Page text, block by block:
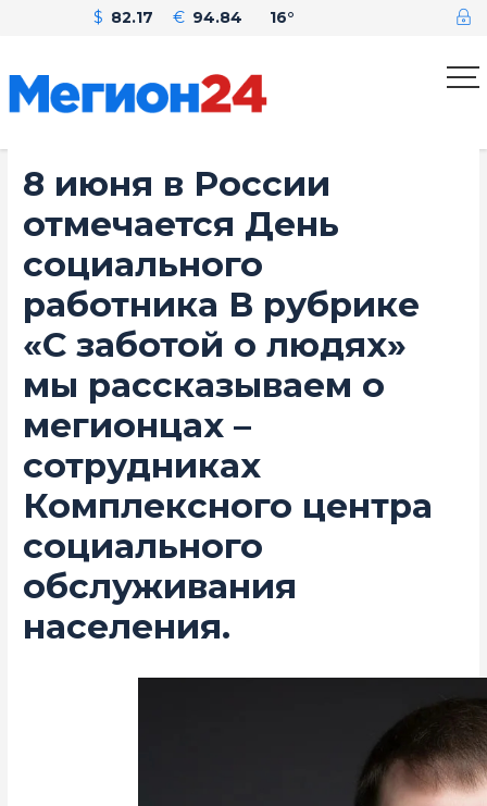
$ 82.17 € 94.84 16°
8 июня в России
отмечается День
социального
работника В рубрике
«С заботой о людях»
мы рассказываем о
мегионцах –
сотрудниках
Комплексного центра
социального
обслуживания
населения.